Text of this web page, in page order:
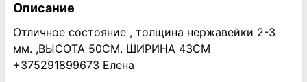
Описание
Отличное состояние , толщина нержавейки 2-3
мм. ,ВЫСОТА 50СМ. ШИРИНА 43СМ
+375291899673 Елена